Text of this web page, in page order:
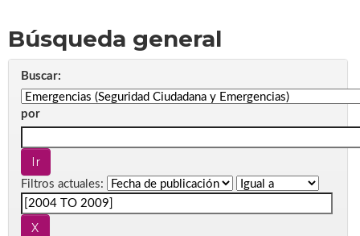
Búsqueda general
Buscar:
por
Filtros actuales: